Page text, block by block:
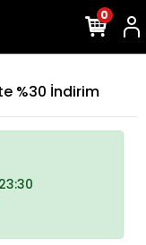
0
%30 İndirim